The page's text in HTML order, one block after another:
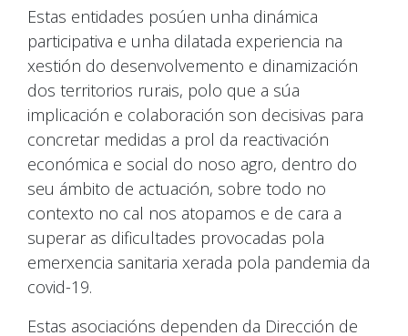
Estas entidades posúen unha dinámica
participativa e unha dilatada experiencia na
xestión do desenvolvemento e dinamización
dos territorios rurais, polo que a súa
implicación e colaboración son decisivas para
concretar medidas a prol da reactivación
económica e social do noso agro, dentro do
seu ámbito de actuación, sobre todo no
contexto no cal nos atopamos e de cara a
superar as dificultades provocadas pola
emerxencia sanitaria xerada pola pandemia da
covid-19.
Estas asociacións dependen da Dirección de